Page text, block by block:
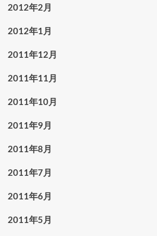
2012年2月
2012年1月
2011年12月
2011年11月
2011年10月
2011年9月
2011年8月
2011年7月
2011年6月
2011年5月